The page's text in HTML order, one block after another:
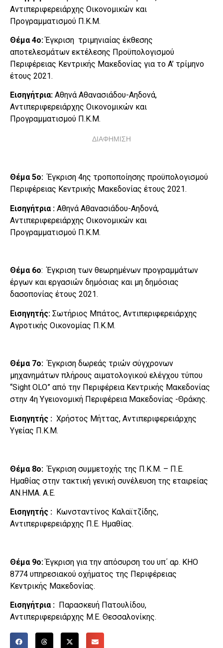
Αντιπεριφερειάρχης Οικονομικών και
Προγραμματισμού Π.Κ.Μ.
Θέμα 4ο:Έγκριση τριμηνιαίας έκθεσης
αποτελεσμάτων εκτέλεσης Προϋπολογισμού
Περιφέρειας Κεντρικής Μακεδονίας για το A’ τρίμηνο
έτους 2021.
Εισηγήτρια: Αθηνά Αθανασιάδου-Αηδονά,
Αντιπεριφερειάρχης Οικονομικών και
Προγραμματισμού Π.Κ.Μ.
ΔΙΑΦΗΜΙΣΗ
Θέμα 5ο: Έγκριση 4ης τροποποίησης προϋπολογισμού
Περιφέρειας Κεντρικής Μακεδονίας έτους 2021.
Εισηγήτρια : Αθηνά Αθανασιάδου-Αηδονά,
Αντιπεριφερειάρχης Οικονομικών και
Προγραμματισμού Π.Κ.Μ.
Θέμα 6ο: Έγκριση των θεωρημένων προγραμμάτων
έργων και εργασιών δημόσιας και μη δημόσιας
δασοπονίας έτους 2021.
Εισηγητής: Σωτήριος Μπάτος, Αντιπεριφερειάρχης
Αγροτικής Οικονομίας Π.Κ.Μ.
Θέμα 7ο: Έγκριση δωρεάς τριών σύγχρονων
μηχανημάτων πλήρους αιματολογικού ελέγχου τύπου
“Sight OLO” από την Περιφέρεια Κεντρικής Μακεδονίας
στην 4η Υγειονομική Περιφέρεια Μακεδονίας -Θράκης.
Εισηγητής : Χρήστος Μήττας, Αντιπεριφερειάρχης
Υγείας Π.Κ.Μ.
Θέμα 8ο: Έγκριση συμμετοχής της Π.Κ.Μ. – Π.Ε.
Ημαθίας στην τακτική γενική συνέλευση της εταιρείας
ΑΝ.ΗΜΑ. Α.Ε.
Εισηγητής : Κωνσταντίνος Καλαϊτζίδης,
Αντιπεριφερειάρχης Π.Ε. Ημαθίας.
Θέμα 9ο:Έγκριση για την απόσυρση του υπ΄ αρ. ΚΗΟ
8774 υπηρεσιακού οχήματος της Περιφέρειας
Κεντρικής Μακεδονίας.
Εισηγήτρια : Παρασκευή Πατουλίδου,
Αντιπεριφερειάρχης Μ.Ε. Θεσσαλονίκης.